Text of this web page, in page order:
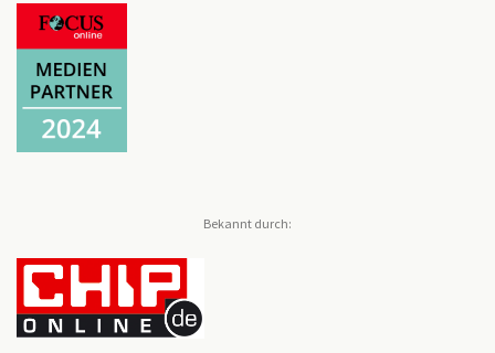
Bekannt durch: